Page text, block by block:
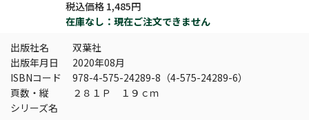
税込価格 1,485円
在庫なし：現在ご注文できません
出版社名
双葉社
出版年月日
2020年08月
ISBNコード
978-4-575-24289-8（4-575-24289-6）
頁数・縦
２８１Ｐ １９ｃｍ
シリーズ名